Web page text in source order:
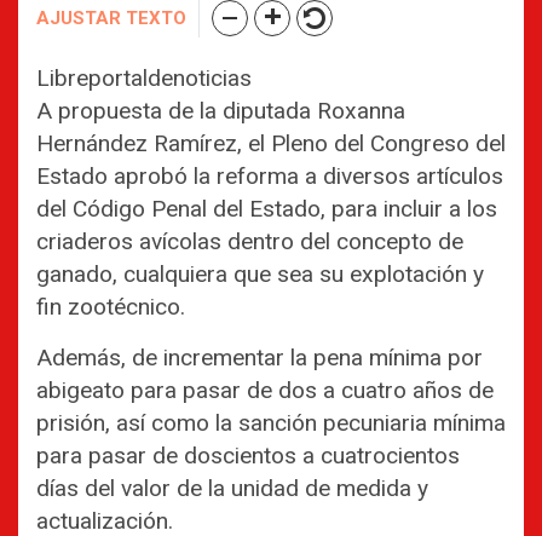
AJUSTAR TEXTO
Libreportaldenoticias
A propuesta de la diputada Roxanna
Hernández Ramírez, el Pleno del Congreso del
Estado aprobó la reforma a diversos artículos
del Código Penal del Estado, para incluir a los
criaderos avícolas dentro del concepto de
ganado, cualquiera que sea su explotación y
fin zootécnico.
Además, de incrementar la pena mínima por
abigeato para pasar de dos a cuatro años de
prisión, así como la sanción pecuniaria mínima
para pasar de doscientos a cuatrocientos
días del valor de la unidad de medida y
actualización.